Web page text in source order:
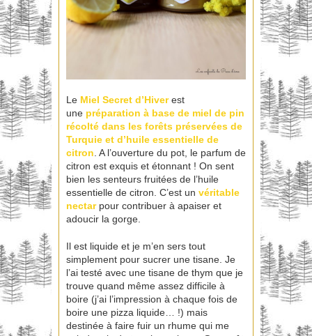
Le Miel Secret d’Hiverest
une préparation à base de miel de pin
récolté dans les forêts préservées de
Turquie et d’huile essentielle de
citron . A l’ouverture du pot, le parfum de
citron est exquis et étonnant ! On sent
bien les senteurs fruitées de l’huile
essentielle de citron. C’est un véritable
nectarpour contribuer à apaiser et
adoucir la gorge.
Il est liquide et je m’en sers tout
simplement pour sucrer une tisane. Je
l’ai testé avec une tisane de thym que je
trouve quand même assez difficile à
boire (j’ai l’impression à chaque fois de
boire une pizza liquide… !) mais
destinée à faire fuir un rhume qui me